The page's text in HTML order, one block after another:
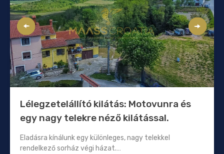
Lélegzetelállító kilátás: Motovunra és
egy nagy telekre néző kilátással.
Eladásra kínálunk egy különleges, nagy telekkel
rendelkező sorház végi házat.…